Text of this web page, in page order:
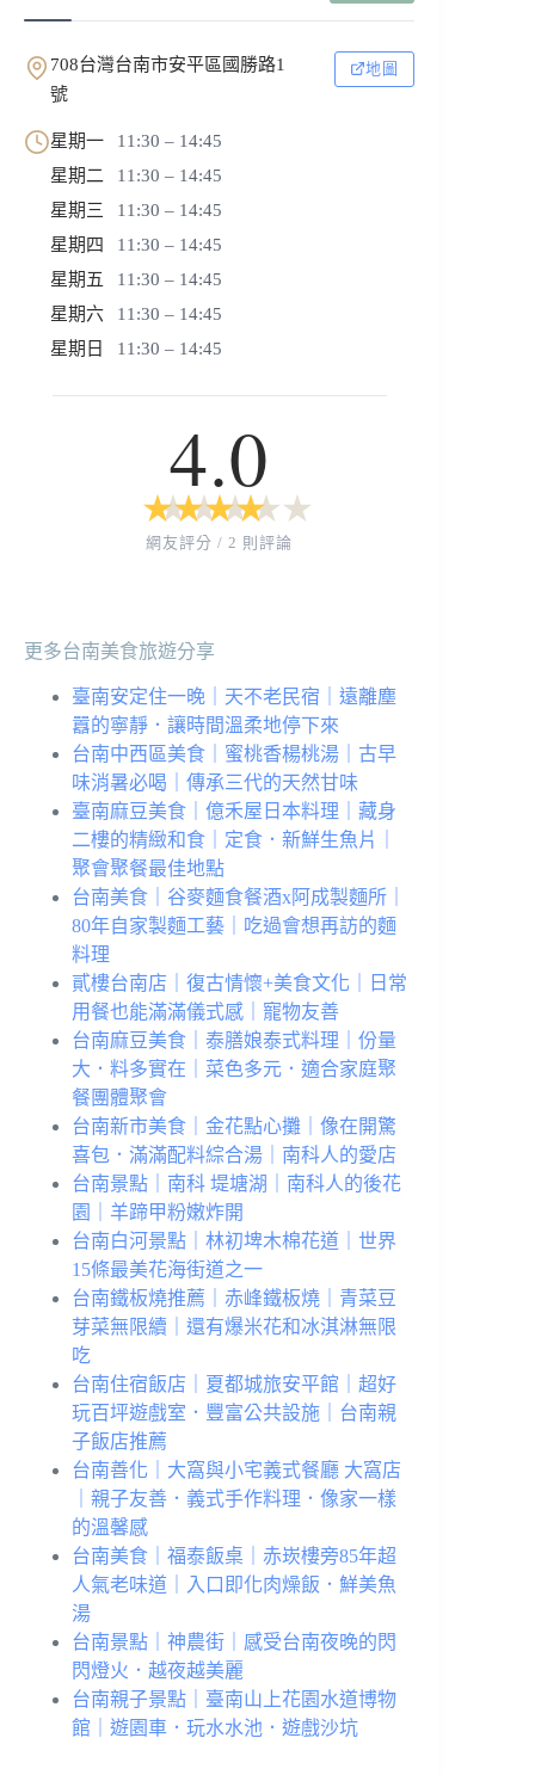
708台灣台南市安平區國勝路1
號
地圖
星期一
11:30 – 14:45
星期二
11:30 – 14:45
星期三
11:30 – 14:45
星期四
11:30 – 14:45
星期五
11:30 – 14:45
星期六
11:30 – 14:45
星期日
11:30 – 14:45
4.0
★
★ ★
★ ★
★ ★
★ ★
★
網友評分 / 2 則評論
更多台南美食旅遊分享
臺南安定住一晚｜天不老民宿｜遠離塵
囂的寧靜．讓時間溫柔地停下來
台南中西區美食｜蜜桃香楊桃湯｜古早
味消暑必喝｜傳承三代的天然甘味
臺南麻豆美食｜億禾屋日本料理｜藏身
二樓的精緻和食｜定食．新鮮生魚片｜
聚會聚餐最佳地點
台南美食｜谷麥麵食餐酒x阿成製麵所｜
80年自家製麵工藝｜吃過會想再訪的麵
料理
貳樓台南店｜復古情懷+美食文化｜日常
用餐也能滿滿儀式感｜寵物友善
台南麻豆美食｜泰膳娘泰式料理｜份量
大．料多實在｜菜色多元．適合家庭聚
餐團體聚會
台南新市美食｜金花點心攤｜像在開驚
喜包．滿滿配料綜合湯｜南科人的愛店
台南景點｜南科 堤塘湖｜南科人的後花
園｜羊蹄甲粉嫩炸開
台南白河景點｜林初埤木棉花道｜世界
15條最美花海街道之一
台南鐵板燒推薦｜赤峰鐵板燒｜青菜豆
芽菜無限續｜還有爆米花和冰淇淋無限
吃
台南住宿飯店｜夏都城旅安平館｜超好
玩百坪遊戲室．豐富公共設施｜台南親
子飯店推薦
台南善化｜大窩與小宅義式餐廳 大窩店
｜親子友善．義式手作料理．像家一樣
的溫馨感
台南美食｜福泰飯桌｜赤崁樓旁85年超
人氣老味道｜入口即化肉燥飯．鮮美魚
湯
台南景點｜神農街｜感受台南夜晚的閃
閃燈火．越夜越美麗
台南親子景點｜臺南山上花園水道博物
館｜遊園車．玩水水池．遊戲沙坑